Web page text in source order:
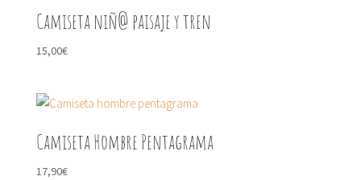
Camiseta niñ@ paisaje y tren
15,00€
Camiseta Hombre Pentagrama
17,90€